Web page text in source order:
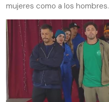
mujeres como a los hombres.